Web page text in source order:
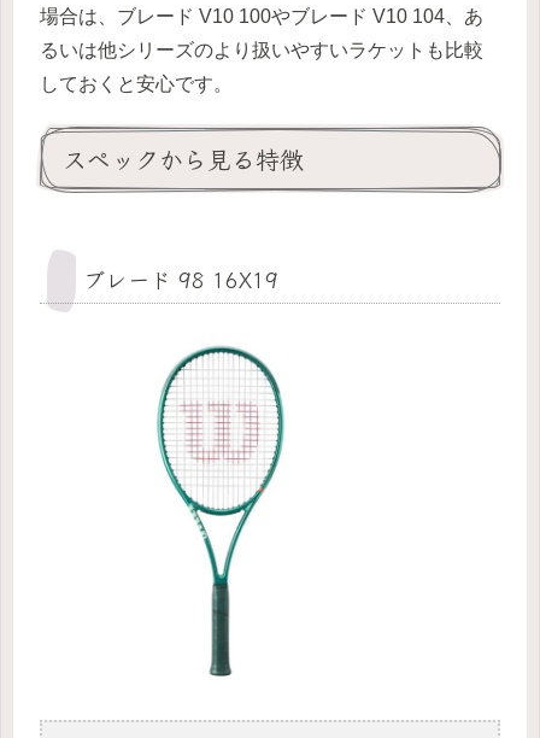
場合は、ブレード V10 100やブレード V10 104、あ
るいは他シリーズのより扱いやすいラケットも比較
しておくと安心です。
スペックから見る特徴
ブレード 98 16X19